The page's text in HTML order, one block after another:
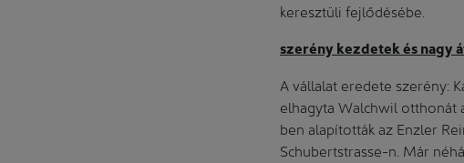
keresztüli fejlődésébe.
szerény kezdetek és nagy
A vállalat eredete szerény:
elhagyta Walchwil otthonát
ben alapították az Enzler
Schubertstrasse-n. Már